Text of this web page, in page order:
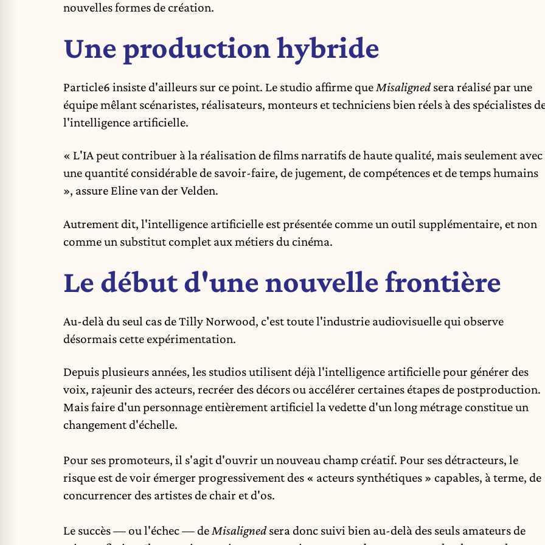
nouvelles formes de création.
Une production hybride
Particle6 insiste d'ailleurs sur ce point. Le studio affirme que Misalignedsera réalisé par une
équipe mêlant scénaristes, réalisateurs, monteurs et techniciens bien réels à des spécialistes
l'intelligence artificielle.
« L'IA peut contribuer à la réalisation de films narratifs de haute qualité, mais seulement avec
une quantité considérable de savoir-faire, de jugement, de compétences et de temps humains
», assure Eline van der Velden.
Autrement dit, l'intelligence artificielle est présentée comme un outil supplémentaire, et non
comme un substitut complet aux métiers du cinéma.
Le début d'une nouvelle frontière
Au-delà du seul cas de Tilly Norwood, c'est toute l'industrie audiovisuelle qui observe
désormais cette expérimentation.
Depuis plusieurs années, les studios utilisent déjà l'intelligence artificielle pour générer des
voix, rajeunir des acteurs, recréer des décors ou accélérer certaines étapes de postproduction.
Mais faire d'un personnage entièrement artificiel la vedette d'un long métrage constitue un
changement d'échelle.
Pour ses promoteurs, il s'agit d'ouvrir un nouveau champ créatif. Pour ses détracteurs, le
risque est de voir émerger progressivement des « acteurs synthétiques » capables, à terme, de
concurrencer des artistes de chair et d'os.
Le succès — ou l'échec — deMisalignedsera donc suivi bien au-delà des seuls amateurs de